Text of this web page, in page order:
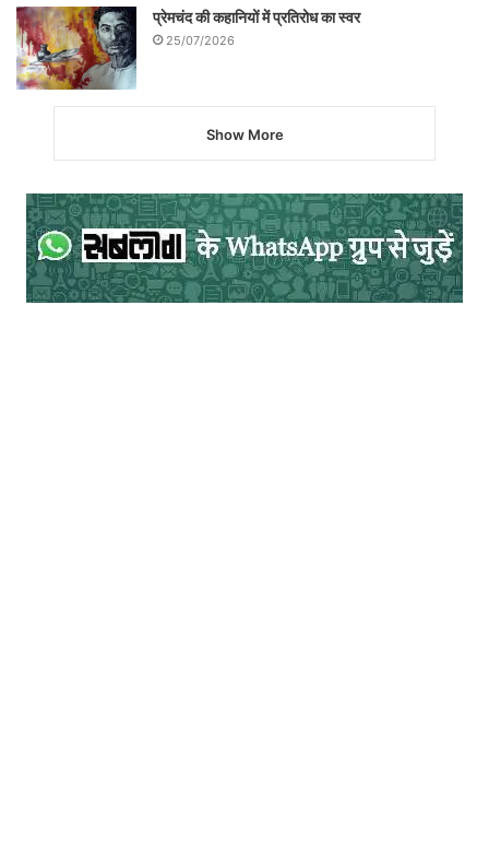
प्रेमचंद की कहानियों में प्रतिरोध का स्वर
25/07/2026
Show More